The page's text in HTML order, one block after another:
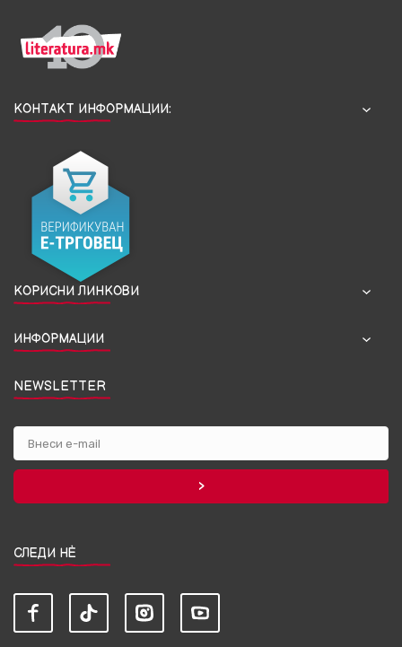
КОНТАКТ ИНФОРМАЦИИ:
КОРИСНИ ЛИНКОВИ
ИНФОРМАЦИИ
NEWSLETTER
СЛЕДИ НЀ